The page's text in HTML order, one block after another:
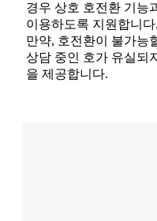
경우 상호 호전환 기능
이용하도록 지원합니다.
만약, 호전환이 불가능
상담 중인 호가 유실되
을 제공합니다.